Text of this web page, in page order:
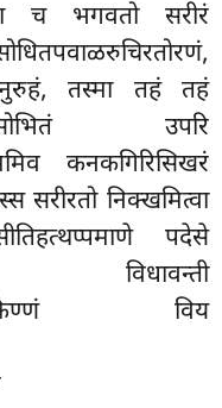
च भगवतो सरीरं
तस्मा तहं तहं
उपरि
कनकगिरिसिखरं
सरीरतो निक्खमित्वा
पदेसे
विय